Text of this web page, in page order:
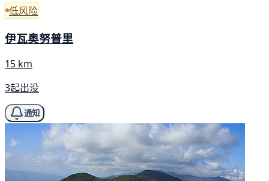
低风险
伊瓦奥努普里
15 km
3起出没
通知